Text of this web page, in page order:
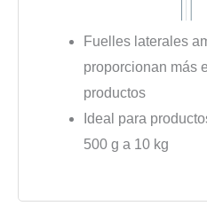
Fuelles laterales
proporcionan más
productos
Ideal para
500 g a 10 kg